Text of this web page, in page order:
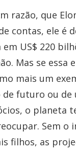
razão, que
contas, ele é
US$ 220
Mas se essa
mais um
futuro ou de
o planeta
Sem o
filhos, as